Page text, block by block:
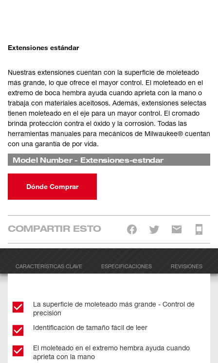
Extensiones estándar
Nuestras extensiones cuentan con la superficie de moleteado
más grande, lo que ofrece el mayor control. El moleteado en el
extremo de boca hembra ayuda cuando aprieta con la mano o
trabaja con materiales aceitosos. Además, extensiones selectas
tienen moleteado en el eje para un mayor control. El cromado
brinda protección contra el óxido y la corrosión. Todas las
herramientas manuales para mecánicos de Milwaukee® cuentan
con una garantía de por vida.
Model Number- Extensiones-estndar
Dónde Comprar
COMPARTIR ESTO
CARACTERÍSTICAS CLAVE ESPECIFICACIONES REVISIONES
La superficie de moleteado más grande - Control de
precisión
Identificación de tamaño fácil de leer
El moleteado en el extremo hembra ayuda cuando
aprieta con la mano